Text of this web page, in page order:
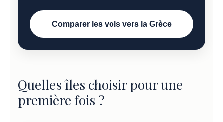
Comparer les vols vers la Grèce
Quelles îles choisir pour une
première fois ?